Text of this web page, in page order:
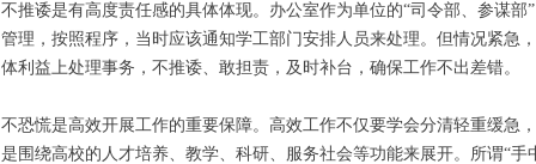
不推诿是有高度责任感的具体体现。办公室作为单位的“司令部、参谋
管理，按照程序，当时应该通知学工部门安排人员来处理。但情况紧急
体利益上处理事务，不推诿、敢担责，及时补台，确保工作不出差错。
不恐慌是高效开展工作的重要保障。高效工作不仅要学会分清轻重缓急
是围绕高校的人才培养、教学、科研、服务社会等功能来展开。所谓“